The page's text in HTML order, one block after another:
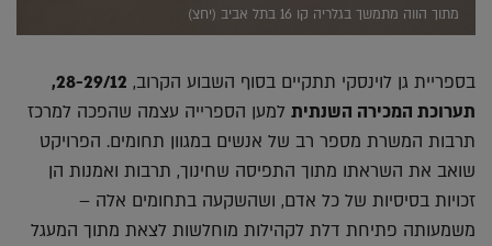
מתוך הווה מתמשך בגלריה קו 16 בתל אביב (יחצ)
בספריית גן לוינסקי תתקיים בסוף השבוע הקרוב,
28-29/12,
תערוכת המכירה השנתית למען הספרייה עצמה שהפכה למרכז
תרבות המשרת מספר רב של אנשים במגוון תחומים. הפרויקט
שואב את השראתו מתוך התפיסה שחינוך, תרבות ואמנות הן
זכויות בסיסיות של כל אדם, ושהשקעה בתחומים אלה –
משמעותה פתיחת דלת לקהילות מוחלשות לצאת מתוך המעגל